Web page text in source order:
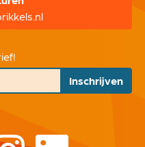
Inschrijven